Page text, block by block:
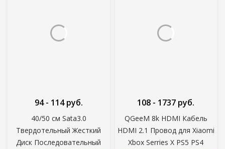
40/50 см Sata3.0
Твердотельный Жесткий
Диск Последовательный
94 - 114 руб.
QGeeM 8k HDMI Кабель
HDMI 2.1 Провод для Xiaomi
Xbox Serries X PS5 PS4
108 - 1737 руб.